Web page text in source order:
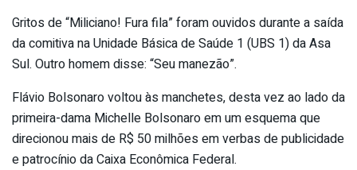
Gritos de “Miliciano! Fura fila” foram ouvidos durante a saída
da comitiva na Unidade Básica de Saúde 1 (UBS 1) da Asa
Sul. Outro homem disse: “Seu manezão”.
Flávio Bolsonaro voltou às manchetes, desta vez ao lado da
primeira-dama Michelle Bolsonaro em um esquema que
direcionou mais de R$ 50 milhões em verbas de publicidade
e patrocínio da Caixa Econômica Federal.